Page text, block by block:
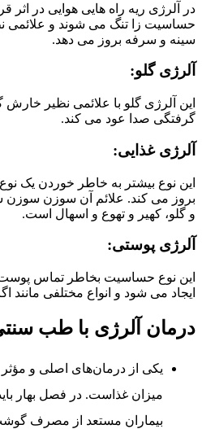
در آلرژی ریه راه هایی هوایی در
حساسیت زا تنگ می شوند و
سینه و سرفه بروز می دهد.
آلرژی گلو:
اين آلرژی گلو با علائمی نظیر
گرفتگی صدا عود می کند.
آلرژی غذایی:
این نوع بیشتر به خاطر خوردن یک
بروز می کند. علائم آن سوزن
و گلو، کهیر و تهوع و اسهال است.
آلرژی پوستی:
این نوع حساسیت بخاطر تماس پوست
ایجاد می شود و انواع مختلفی مانند
درمان آلرژی با طب
یکی از درمان‌های اصلی و
میزان غذاست. در فصل بهار
بیماران مستعد از مصرف